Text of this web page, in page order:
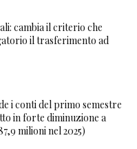
cambia il criterio che
il trasferimento ad
i conti del primo semestre
in forte diminuzione a
milioni nel 2025)